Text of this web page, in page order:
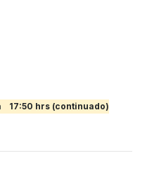
17:50 hrs (continuado)